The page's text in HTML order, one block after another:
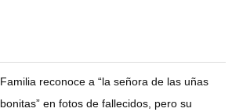
Familia reconoce a “la señora de las uñas
bonitas” en fotos de fallecidos, pero su